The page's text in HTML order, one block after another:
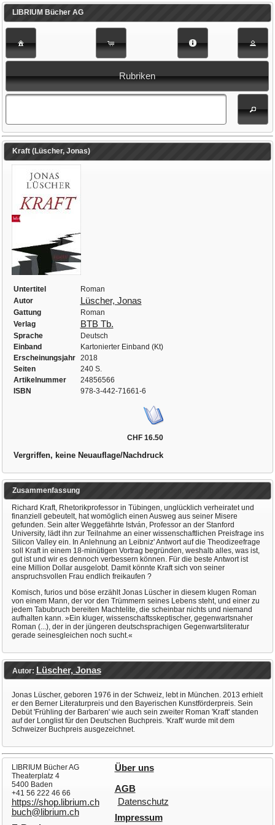
LIBRIUM Bücher AG
Rubriken
Kraft (Lüscher, Jonas)
Untertitel
Roman
Autor
Lüscher, Jonas
Gattung
Roman
Verlag
BTB Tb.
Sprache
Deutsch
Einband
Kartonierter Einband (Kt)
Erscheinungsjahr
2018
Seiten
240 S.
Artikelnummer
24856566
ISBN
978-3-442-71661-6
CHF 16.50
Vergriffen, keine Neuauflage/Nachdruck
Zusammenfassung
Richard Kraft, Rhetorikprofessor in Tübingen, unglücklich verheiratet und
finanziell gebeutelt, hat womöglich einen Ausweg aus seiner Misere
gefunden. Sein alter Weggefährte István, Professor an der Stanford
University, lädt ihn zur Teilnahme an einer wissenschaftlichen Preisfrage ins
Silicon Valley ein. In Anlehnung an Leibniz' Antwort auf die Theodizeefrage
soll Kraft in einem 18-minütigen Vortrag begründen, weshalb alles, was ist,
gut ist und wir es dennoch verbessern können. Für die beste Antwort ist
eine Million Dollar ausgelobt. Damit könnte Kraft sich von seiner
anspruchsvollen Frau endlich freikaufen ?
Komisch, furios und böse erzählt Jonas Lüscher in diesem klugen Roman
von einem Mann, der vor den Trümmern seines Lebens steht, und einer zu
jedem Tabubruch bereiten Machtelite, die scheinbar nichts und niemand
aufhalten kann. »Ein kluger, wissenschaftsskeptischer, gegenwartsnaher
Roman (...), der in der jüngeren deutschsprachigen Gegenwartsliteratur
gerade seinesgleichen noch sucht.«
Autor: Lüscher, Jonas
Jonas Lüscher, geboren 1976 in der Schweiz, lebt in München. 2013 erhielt
er den Berner Literaturpreis und den Bayerischen Kunstförderpreis. Sein
Debüt 'Frühling der Barbaren' wie auch sein zweiter Roman 'Kraft' standen
auf der Longlist für den Deutschen Buchpreis. 'Kraft' wurde mit dem
Schweizer Buchpreis ausgezeichnet.
LIBRIUM Bücher AG
Theaterplatz 4
5400 Baden
+41 56 222 46 66
https://shop.librium.ch
buch@librium.ch
Über uns
AGB
Datenschutz
Impressum